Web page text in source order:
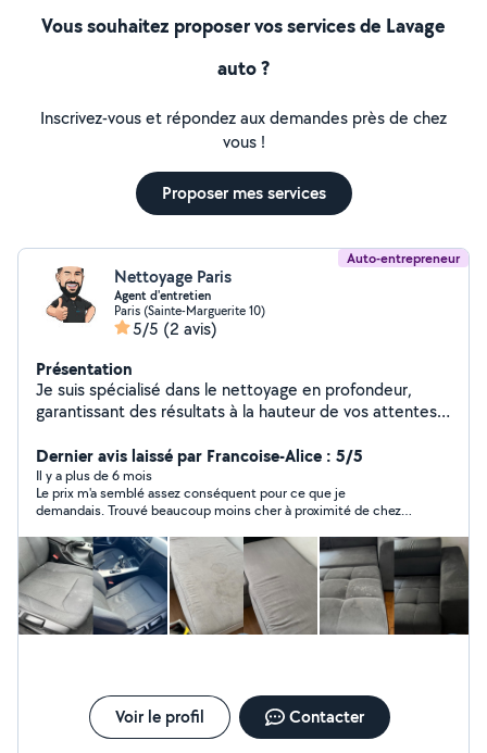
Vous souhaitez proposer vos services de Lavage
auto ?
Inscrivez-vous et répondez aux demandes près de chez
vous !
Proposer mes services
Auto-entrepreneur
Nettoyage Paris
Agent d'entretien
Paris (Sainte-Marguerite 10)
5/5 (2 avis)
Présentation
Je suis spécialisé dans le nettoyage en profondeur,
garantissant des résultats à la hauteur de vos attentes ! ️
incrustée, les mauvaises odeurs et les allergènes pour
des résultats exceptionnels. J'utilise des méthodes
adaptées à chaque support, garantissant ainsi un
nettoyage sûr et efficace pour vos canapés, matelas et
tapis, Terrasses, baie vitrée, moquettes.
Dernier avis laissé par Francoise-Alice : 5/5
Il y a plus de 6 mois
Le prix m'a semblé assez conséquent pour ce que je
demandais. Trouvé beaucoup moins cher à proximité de chez
Voir le profil Contacter